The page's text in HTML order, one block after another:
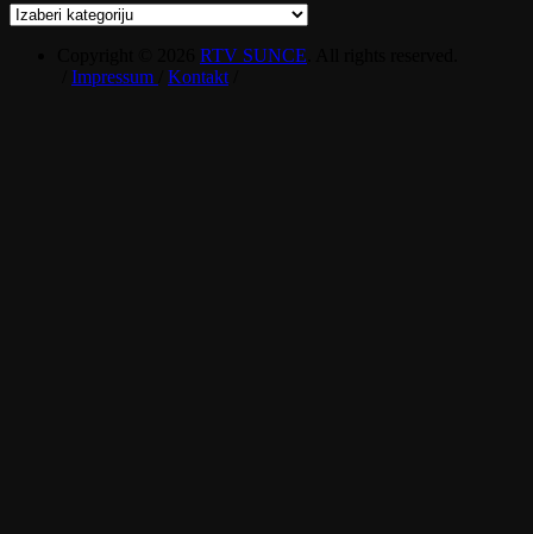
Kategorije
RTV SUNCE
Impressum Kontakt/